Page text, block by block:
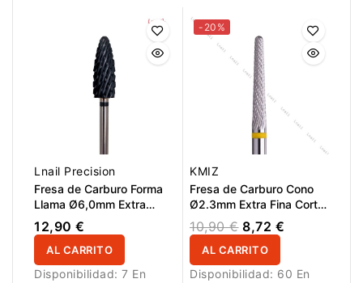
Lnail Precision
Fresa de Carburo Forma
Llama Ø6,0mm Extra
Gruesa Corte Cruzado
DLC LT 16,0mm L/R
12,90 €
AL CARRITO
Disponibilidad: 7 En
-20%
KMIZ
Fresa de Carburo Cono
Ø2.3mm Extra Fina Corte
Cruzado LT 15.0mm
10,90 € 8,72 €
AL CARRITO
Disponibilidad: 60 En